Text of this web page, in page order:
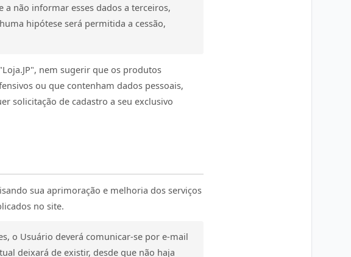
a não informar esses dados a terceiros,
hipótese será permitida a cessão,
nem sugerir que os produtos
ou que contenham dados pessoais,
solicitação de cadastro a seu exclusivo
sua aprimoração e melhoria dos serviços
no site.
o Usuário deverá comunicar-se por e-mail
deixará de existir, desde que não haja